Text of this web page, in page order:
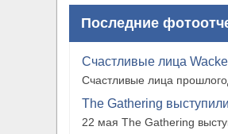
Последние
Счастливые лица
Счастливые лица
The Gathering
22 мая The Gathering